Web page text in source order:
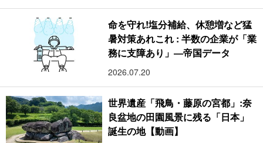
命を守れ!塩分補給、休憩増など猛
暑対策あれこれ : 半数の企業が「業
務に支障あり」―帝国データ
2026.07.20
世界遺産「飛鳥・藤原の宮都」:奈
良盆地の田園風景に残る「日本」
誕生の地【動画】